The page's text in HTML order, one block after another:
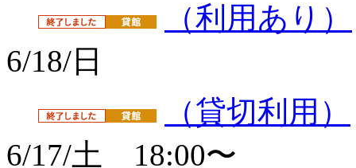
（利用あり）
6/18/日
（貸切利用）
6/17/土 18:00〜